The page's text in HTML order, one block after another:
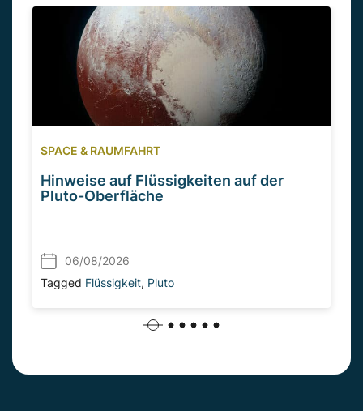
SPACE & RAUMFAHRT
Hinweise auf Flüssigkeiten auf der
Pluto-Oberfläche
06/08/2026
Tagged Flüssigkeit, Pluto